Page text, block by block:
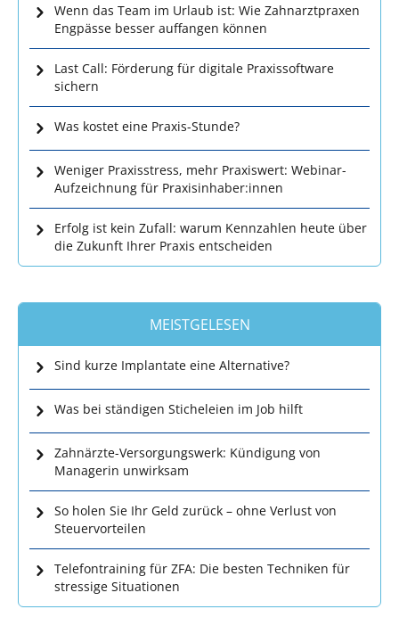
Wenn das Team im Urlaub ist: Wie Zahnarztpraxen
Engpässe besser auffangen können
Last Call: Förderung für digitale Praxissoftware
sichern
Was kostet eine Praxis-Stunde?
Weniger Praxisstress, mehr Praxiswert: Webinar-
Aufzeichnung für Praxisinhaber:innen
Erfolg ist kein Zufall: warum Kennzahlen heute über
die Zukunft Ihrer Praxis entscheiden
MEISTGELESEN
Sind kurze Implantate eine Alternative?
Was bei ständigen Sticheleien im Job hilft
Zahnärzte-Versorgungswerk: Kündigung von
Managerin unwirksam
So holen Sie Ihr Geld zurück – ohne Verlust von
Steuervorteilen
Telefontraining für ZFA: Die besten Techniken für
stressige Situationen